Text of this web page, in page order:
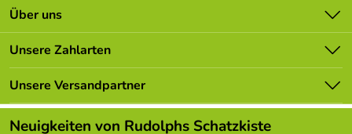
Kontakt
Batterieverordnung
Newsletter
Lieferbedingungen
Kundenlogin
Über uns
Unsere Bestseller
Marken
Neu
Angebote
Unsere Zahlarten
Unsere Versandpartner
Neuigkeiten von Rudolphs Schatzkiste